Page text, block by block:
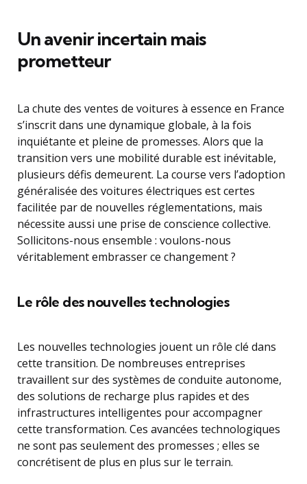
Un avenir incertain mais
prometteur
La chute des ventes de voitures à essence en France
s’inscrit dans une dynamique globale, à la fois
inquiétante et pleine de promesses. Alors que la
transition vers une mobilité durable est inévitable,
plusieurs défis demeurent. La course vers l’adoption
généralisée des voitures électriques est certes
facilitée par de nouvelles réglementations, mais
nécessite aussi une prise de conscience collective.
Sollicitons-nous ensemble : voulons-nous
véritablement embrasser ce changement ?
Le rôle des nouvelles technologies
Les nouvelles technologies jouent un rôle clé dans
cette transition. De nombreuses entreprises
travaillent sur des systèmes de conduite autonome,
des solutions de recharge plus rapides et des
infrastructures intelligentes pour accompagner
cette transformation. Ces avancées technologiques
ne sont pas seulement des promesses ; elles se
concrétisent de plus en plus sur le terrain.